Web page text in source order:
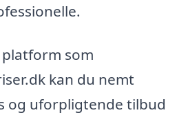
som
kan du nemt
og uforpligtende tilbud